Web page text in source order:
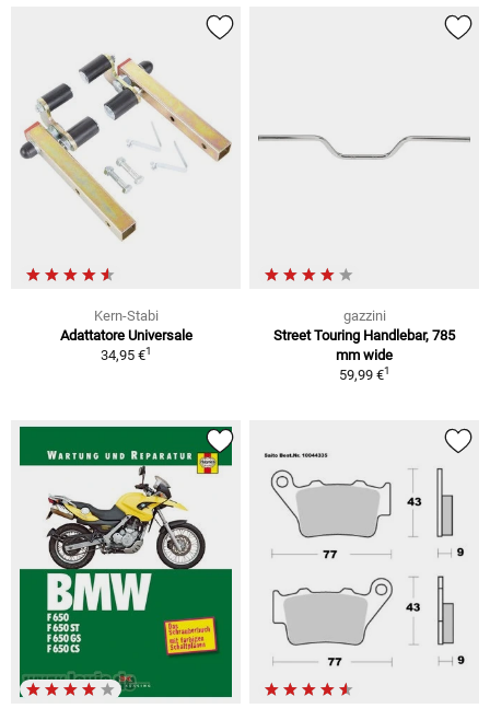
Kern-Stabi
Adattatore Universale
34,95 €1
gazzini
Street Touring Handlebar, 785
mm wide
59,99 €1